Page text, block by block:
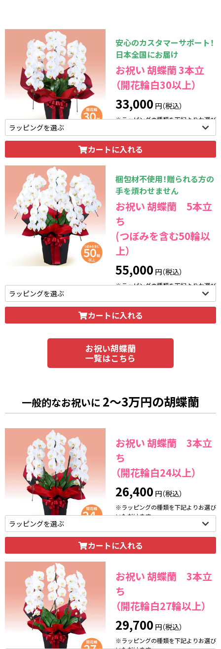
安心のカスタマーサポート！
日本全国にお届け
お祝い 胡蝶蘭 3本立
（開花輪白30以上）
33,000 円（税込）
※ラッピングの種類を下記よりお選び
カートに入れる
梱包材不使用！贈られる方の
手を煩わせません
お祝い 胡蝶蘭 5本立
ち
(つぼみを含む50輪以
上）
55,000 円（税込）
※ラッピングの種類を下記よりお選び
カートに入れる
お祝い胡蝶蘭
一覧はこちら
一般的なお祝いに 2～3万円の胡蝶蘭
お祝い 胡蝶蘭 3本立
ち
（開花輪白24以上）
26,400 円（税込）
※ラッピングの種類を下記よりお選び
いただけます。
カートに入れる
お祝い 胡蝶蘭 3本立
ち
（開花輪白27輪以上）
29,700 円（税込）
※ラッピングの種類を下記よりお選び